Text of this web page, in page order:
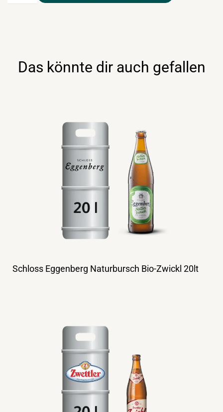
Das könnte dir auch gefallen
Schloss Eggenberg Naturbursch Bio-Zwickl 20lt